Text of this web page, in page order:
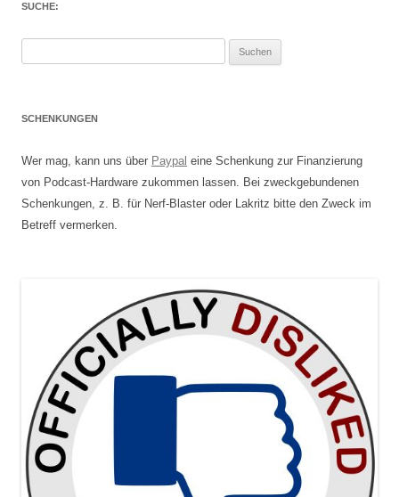
SUCHE:
SCHENKUNGEN
Wer mag, kann uns über Paypal eine Schenkung zur Finanzierung
von Podcast-Hardware zukommen lassen. Bei zweckgebundenen
Schenkungen, z. B. für Nerf-Blaster oder Lakritz bitte den Zweck im
Betreff vermerken.